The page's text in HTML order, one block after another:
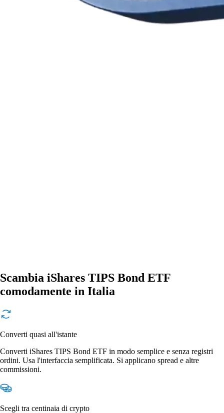
Scambia iShares TIPS Bond ETF
comodamente in Italia
Converti quasi all'istante
Converti iShares TIPS Bond ETF in modo semplice e senza registri
ordini. Usa l'interfaccia semplificata. Si applicano spread e altre
commissioni.
Scegli tra centinaia di crypto